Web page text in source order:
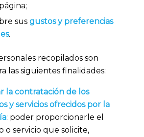
susgustos y preferencias
.
recopilados son
las siguientes finalidades:
la contratación de los
y servicios ofrecidos por la
: poder proporcionarle el
o servicio que solicite,